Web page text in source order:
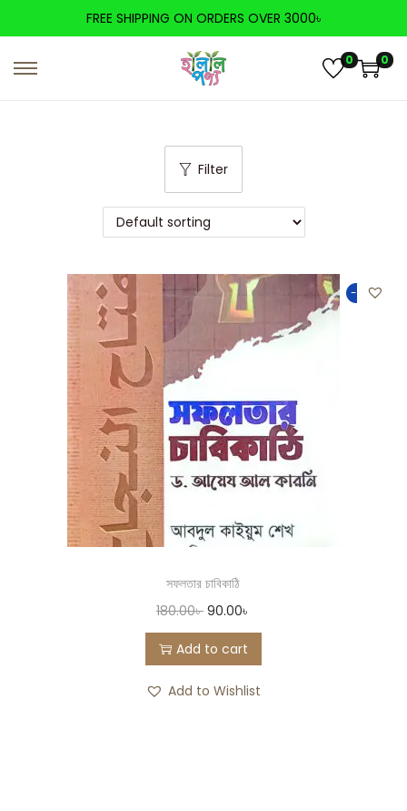
FREE SHIPPING ON ORDERS OVER 3000৳
0 0
Filter
-50%
সফলতার চাবিকাঠি
180.00৳ 90.00৳
Add to cart
Add to Wishlist